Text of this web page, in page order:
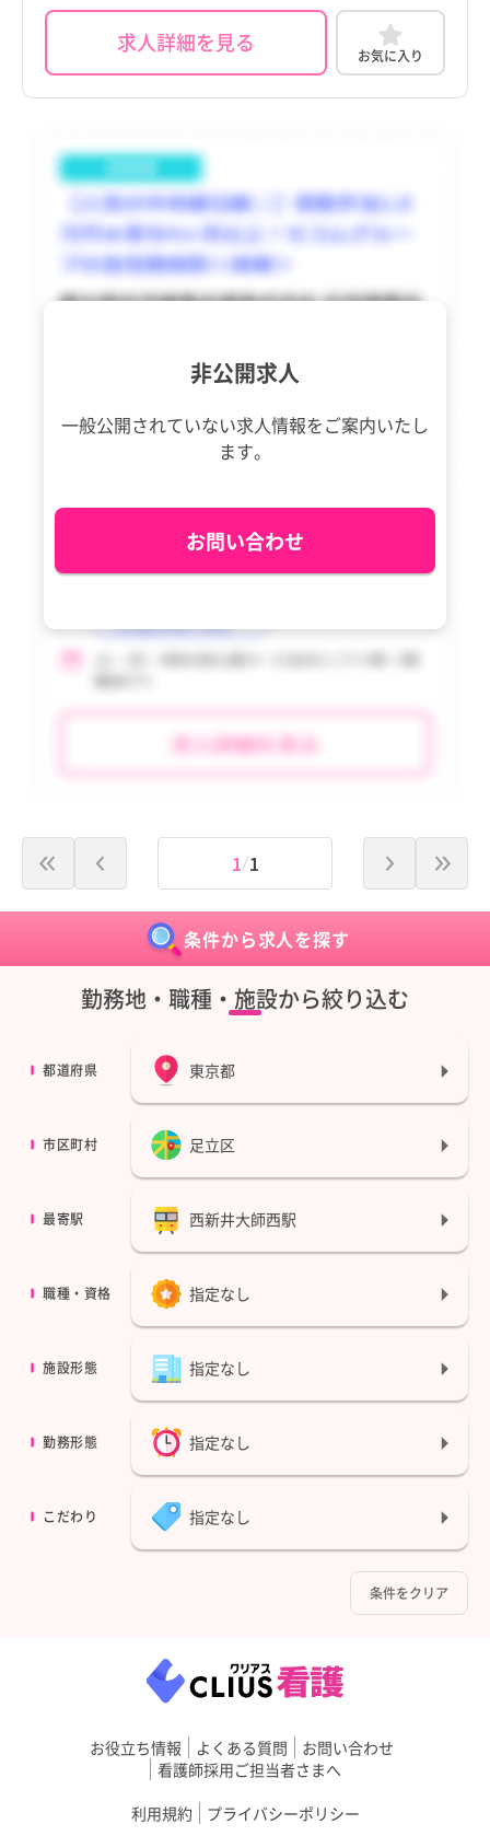
求人詳細を見る お気に入り
非公開求人
一般公開されていない求人情報をご案内いたし
ます。
お問い合わせ
1 1
条件から求人を探す
勤務地・職種・施設から絞り込む
都道府県 東京都
市区町村 足立区
最寄駅 西新井大師西駅
職種・資格 指定なし
施設形態 指定なし
勤務形態 指定なし
こだわり 指定なし
条件をクリア
お役立ち情報 よくある質問
お問い合わせ
看護師採用ご担当者さまへ
利用規約
プライバシーポリシー